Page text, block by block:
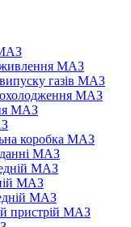
живлення МАЗ
газів МАЗ
МАЗ
МАЗ
коробка МАЗ
МАЗ
МАЗ
МАЗ
МАЗ
пристрій МАЗ